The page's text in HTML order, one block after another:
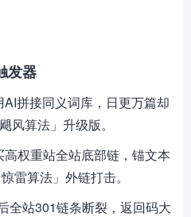
发器
拼接同义词库，日更万篇却
风算法」升级版。
权重站全站底部链，锚文本
雷算法」外链打击。
全站301链条断裂，返回码大